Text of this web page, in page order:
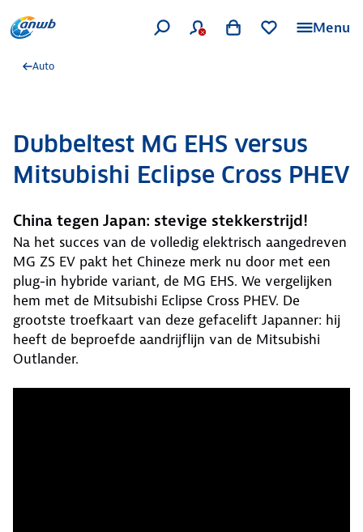
Menu
Auto
Dubbeltest MG EHS versus
Mitsubishi Eclipse Cross PHEV
China tegen Japan: stevige stekkerstrijd!
Na het succes van de volledig elektrisch aangedreven
MG ZS EV pakt het Chineze merk nu door met een
plug-in hybride variant, de MG EHS. We vergelijken
hem met de Mitsubishi Eclipse Cross PHEV. De
grootste troefkaart van deze gefacelift Japanner: hij
heeft de beproefde aandrijflijn van de Mitsubishi
Outlander.